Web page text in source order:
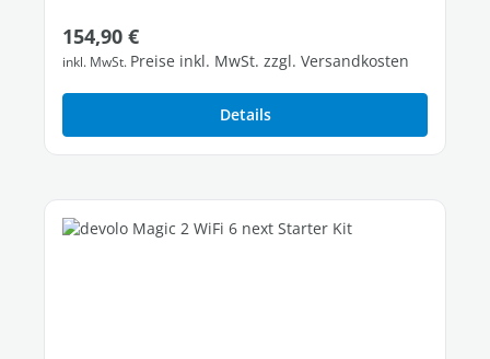
Regulärer Preis:
154,90 €
inkl. MwSt. Preise inkl. MwSt. zzgl. Versandkosten
Details